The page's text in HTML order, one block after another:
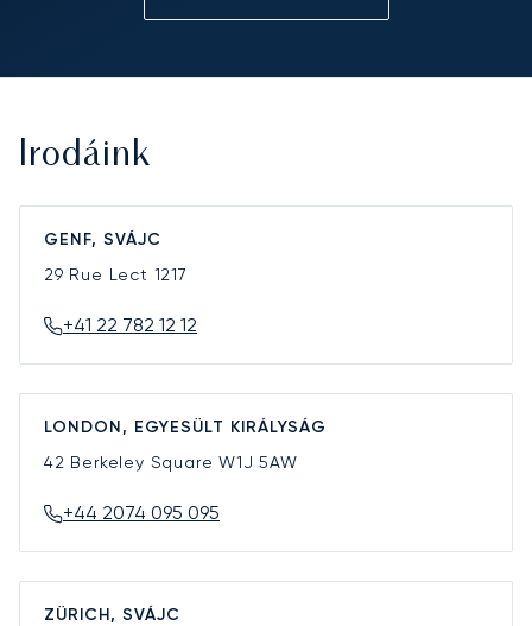
Irodáink
GENF, SVÁJC
29 Rue Lect 1217
+41 22 782 12 12
LONDON, EGYESÜLT KIRÁLYSÁG
42 Berkeley SquareW1J 5AW
+44 2074 095 095
ZÜRICH, SVÁJC